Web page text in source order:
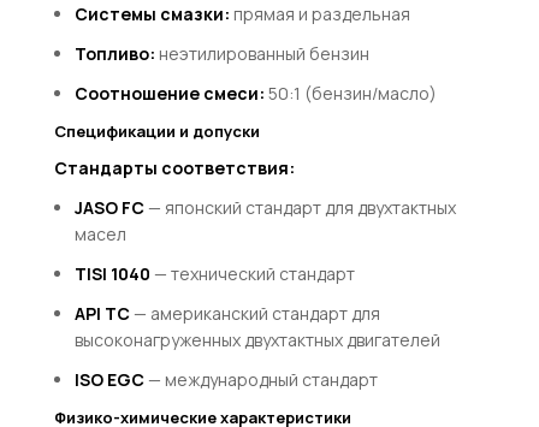
Системы смазки: прямая и раздельная
Топливо: неэтилированный бензин
Соотношение смеси: 50:1 (бензин/масло)
Спецификации и допуски
Стандарты соответствия:
JASO FC— японский стандарт для двухтактных
масел
TISI 1040 — технический стандарт
API TC— американский стандарт для
высоконагруженных двухтактных двигателей
ISO EGC— международный стандарт
Физико-химические характеристики